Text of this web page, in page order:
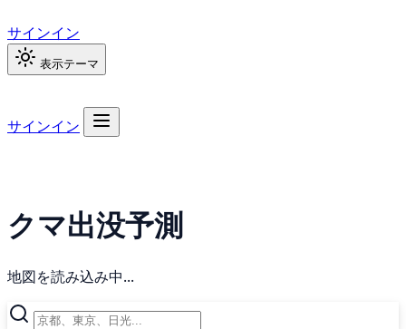
サインイン
表示テーマ
サインイン
クマ出没予測
地図を読み込み中...